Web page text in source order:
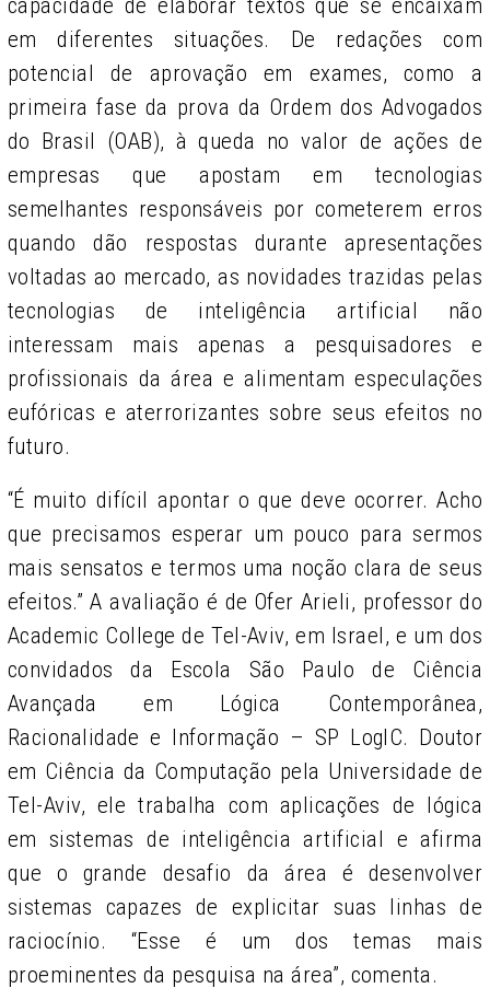
capacidade de elaborar textos que se encaixam
em diferentes situações. De redações com
potencial de aprovação em exames, como a
primeira fase da prova da Ordem dos Advogados
do Brasil (OAB), à queda no valor de ações de
empresas que apostam em tecnologias
semelhantes responsáveis por cometerem erros
quando dão respostas durante apresentações
voltadas ao mercado, as novidades trazidas pelas
tecnologias de inteligência artificial não
interessam mais apenas a pesquisadores e
profissionais da área e alimentam especulações
eufóricas e aterrorizantes sobre seus efeitos no
futuro.
“É muito difícil apontar o que deve ocorrer. Acho
que precisamos esperar um pouco para sermos
mais sensatos e termos uma noção clara de seus
efeitos.” A avaliação é de Ofer Arieli, professor do
Academic College de Tel-Aviv, em Israel, e um dos
convidados da Escola São Paulo de Ciência
Avançada em Lógica Contemporânea,
Racionalidade e Informação – SP LogIC. Doutor
em Ciência da Computação pela Universidade de
Tel-Aviv, ele trabalha com aplicações de lógica
em sistemas de inteligência artificial e afirma
que o grande desafio da área é desenvolver
sistemas capazes de explicitar suas linhas de
raciocínio. “Esse é um dos temas mais
proeminentes da pesquisa na área”, comenta.